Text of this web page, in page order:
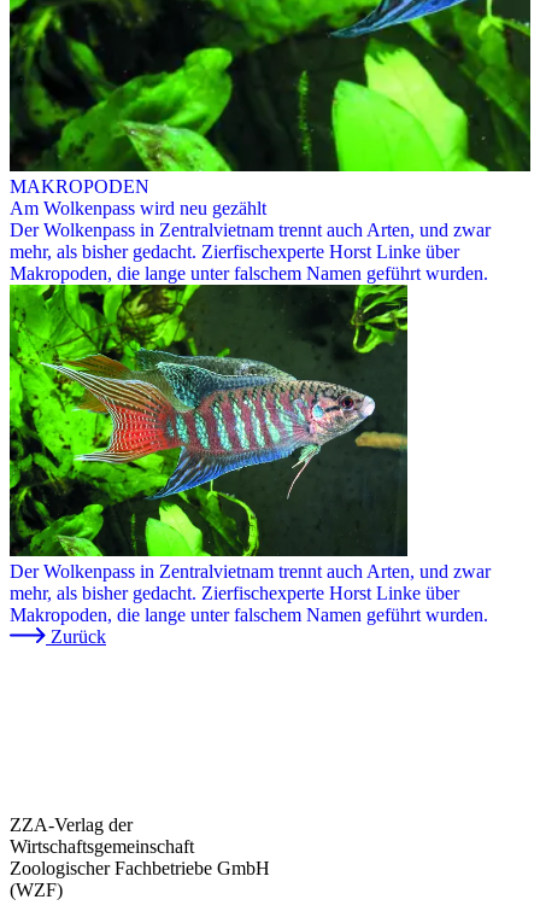
MAKROPODEN
Am Wolkenpass wird neu gezählt
Der Wolkenpass in Zentralvietnam trennt auch Arten, und zwar
mehr, als bisher gedacht. Zierfischexperte Horst Linke über
Makropoden, die lange unter falschem Namen geführt wurden.
Der Wolkenpass in Zentralvietnam trennt auch Arten, und zwar
mehr, als bisher gedacht. Zierfischexperte Horst Linke über
Makropoden, die lange unter falschem Namen geführt wurden.
Zurück
ZZA-Verlag der
Wirtschaftsgemeinschaft
Zoologischer Fachbetriebe GmbH
(WZF)